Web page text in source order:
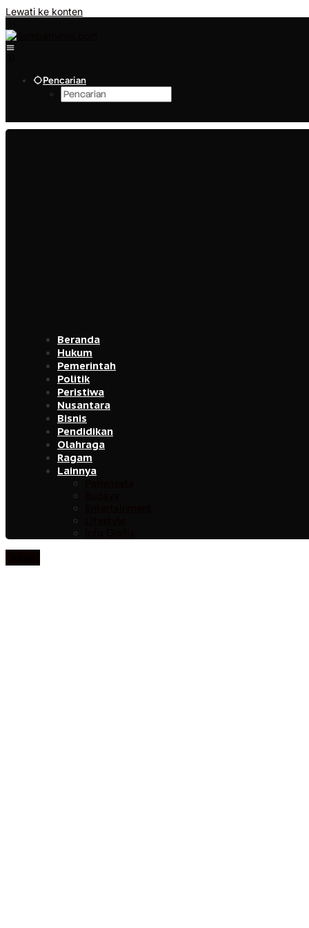
Lewati ke konten
Pencarian
Beranda
Hukum
Pemerintah
Politik
Peristiwa
Nusantara
Bisnis
Pendidikan
Olahraga
Ragam
Lainnya